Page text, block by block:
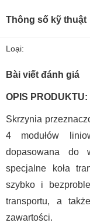
Thông số kỹ thuật
Loại:
Bài viết đánh giá
OPIS PRODUKTU:
Skrzynia
4 modułów
dopasowana do
specjalne koła
szybko i
transportu, a
zawartości.